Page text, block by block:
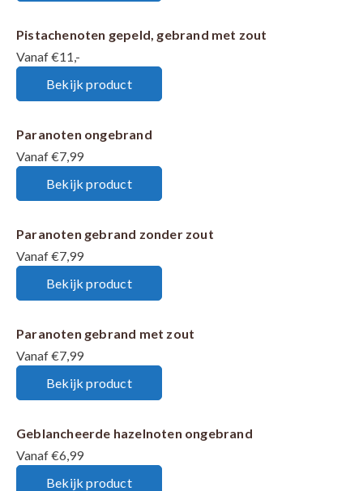
Pistachenoten gepeld, gebrand met zout
Vanaf €11,-
Bekijk product
Paranoten ongebrand
Vanaf €7,99
Bekijk product
Paranoten gebrand zonder zout
Vanaf €7,99
Bekijk product
Paranoten gebrand met zout
Vanaf €7,99
Bekijk product
Geblancheerde hazelnoten ongebrand
Vanaf €6,99
Bekijk product